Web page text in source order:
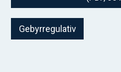
Gebyrregulativ